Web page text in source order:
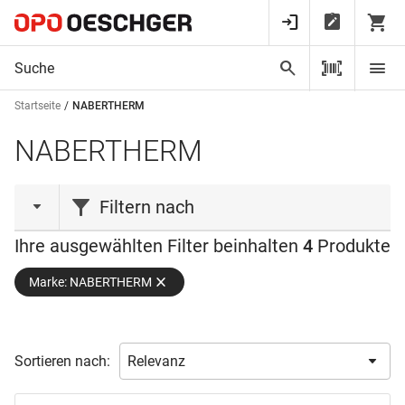
Startseite NABERTHERM
NABERTHERM
Filtern nach
Produktart
Ablage (1)
Anwendung
Leistung
Ihre ausgewählten Filter beinhalten 4 Produkte
Marke: NABERTHERM
Sortieren nach: